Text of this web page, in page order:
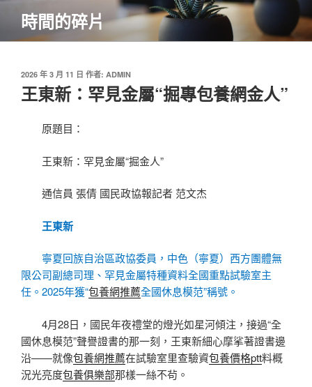
主
時間的碎片
發
佈
於
2026 年 3 月 11 日 作者: ADMIN
王東新：罕見金屬“掘專包養網金人”
原題目：
王東新：罕見金屬“掘金人”
通信員 張倩 國民政協報記者 范文杰
王東新
寧夏回族自治區政協委員，中色（寧夏）西方團體無
限公司副總司理、罕見金屬特種資料全國重點試驗室主
任。2025年獲“包養網推薦全國休息模范”稱號。
4月28日，國民年夜禮堂的燈光如星河傾注，接過“全
國休息模范”聲譽證書的那一刻，王東新細心摩挲著證書邊
沿——就像包養網推薦在試驗室里查驗資包養價格ptt料概
況光亮度包養俱樂部那樣一絲不茍。